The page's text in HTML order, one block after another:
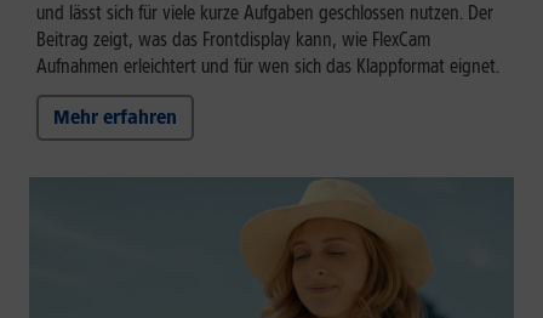
und lässt sich für viele kurze Aufgaben geschlossen nutzen. Der
Beitrag zeigt, was das Frontdisplay kann, wie FlexCam
Aufnahmen erleichtert und für wen sich das Klappformat eignet.
Mehr erfahren